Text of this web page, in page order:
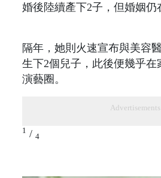
婚後陸續產下2子，但婚姻仍
隔年，她則火速宣布與美容
生下2個兒子，此後便幾乎在
演藝圈。
Advertisements
1 / 4